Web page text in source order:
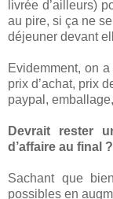
livrée d’ailleurs)
au pire, si ça ne
déjeuner devant
Evidemment, on
prix d’achat, prix
paypal,
Devrait rester
d’affaire au final ?
Sachant que
possibles en